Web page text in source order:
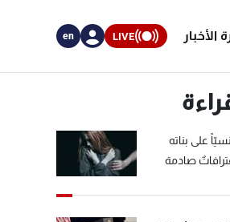
الأخبار LIVE
en
على بناته
صادمة